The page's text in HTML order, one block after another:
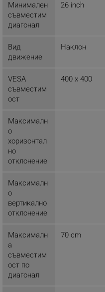
Минимален
съвместим
диагонал
26 inch
Вид
движение
Наклон
VESA
съвместим
ост
400 x 400
Максималн
о
хоризонтал
но
отклонение
Максималн
о
вертикално
отклонение
Максималн
а
съвместим
ост по
диагонал
70 cm
Строго
_nzm_noid_92166-